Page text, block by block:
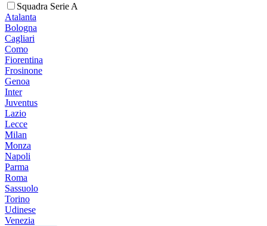
Squadra Serie A
Atalanta
Bologna
Cagliari
Como
Fiorentina
Frosinone
Genoa
Inter
Juventus
Lazio
Lecce
Milan
Monza
Napoli
Parma
Roma
Sassuolo
Torino
Udinese
Venezia